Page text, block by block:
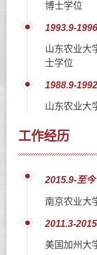
博士学位
1993.9-
山东农业
士学位
1988.9-
山东农业
工作经历
2015.9-至今
南京农业大
2011.3-
美国加州大